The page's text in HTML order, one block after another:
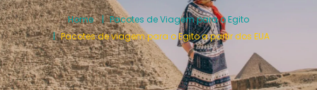
Home
Pacotes de Viagem para o Egito
Pacotes de viagem para o Egito a partir dos EUA